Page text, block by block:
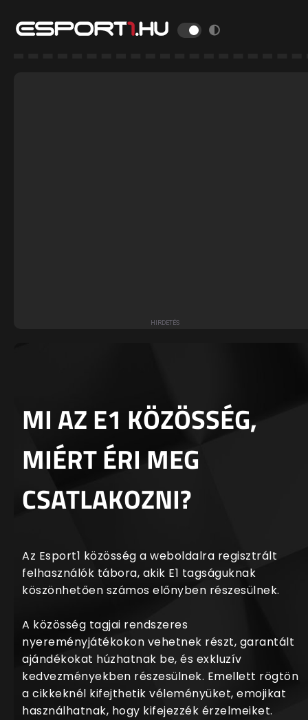
MI AZ E1 KÖZÖSSÉG,
MIÉRT ÉRI MEG
CSATLAKOZNI?
Az Esport1 közösség a weboldalra regisztrált
felhasználók tábora, akik E1 tagságuknak
köszönhetően számos előnyben részesülnek.
A közösség tagjai rendszeres
nyereményjátékokon vehetnek részt, garantált
ajándékokat húzhatnak be, és exkluzív
kedvezményekben részesülnek. Emellett rögtön
a cikkeknél kifejthetik véleményüket, emojikat
használhatnak, hogy kifejezzék érzelmeiket.